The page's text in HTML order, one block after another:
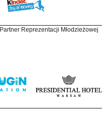
Partner Reprezentacji Młodzieżowej